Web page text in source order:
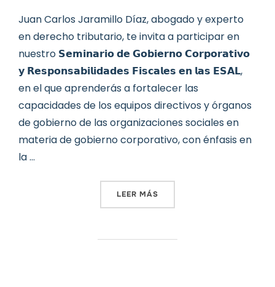
Juan Carlos Jaramillo Díaz, abogado y experto
en derecho tributario, te invita a participar en
nuestro 𝗦𝗲𝗺𝗶𝗻𝗮𝗿𝗶𝗼 𝗱𝗲 𝗚𝗼𝗯𝗶𝗲𝗿𝗻𝗼 𝗖𝗼𝗿𝗽𝗼𝗿𝗮𝘁𝗶𝘃𝗼
𝘆 𝗥𝗲𝘀𝗽𝗼𝗻𝘀𝗮𝗯𝗶𝗹𝗶𝗱𝗮𝗱𝗲𝘀 𝗙𝗶𝘀𝗰𝗮𝗹𝗲𝘀 𝗲𝗻 𝗹𝗮𝘀 𝗘𝗦𝗔𝗟,
en el que aprenderás a fortalecer las
capacidades de los equipos directivos y órganos
de gobierno de las organizaciones sociales en
materia de gobierno corporativo, con énfasis en
la …
LEER MÁS